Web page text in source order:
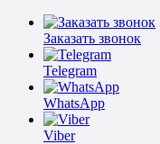
Заказать звонок
Telegram
WhatsApp
Viber